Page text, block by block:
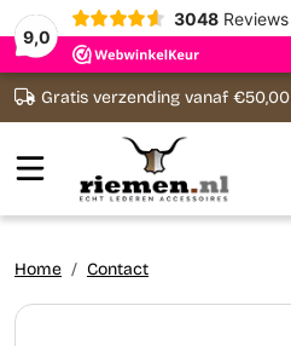
9,0
3048 Reviews
Ga naar content
Gratis verzending vanaf €50,00
Home Contact